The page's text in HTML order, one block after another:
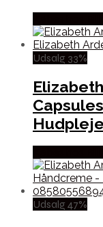
Udsalg 33%
Udsalg 47%